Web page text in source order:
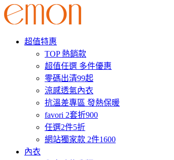
超值特惠
TOP 熱銷款
超值任選 多件優惠
零碼出清99起
涼感透氣內衣
抗溫差專區 發熱保暖
favori 2套折900
任選2件5折
網站獨家款 2件1600
內衣